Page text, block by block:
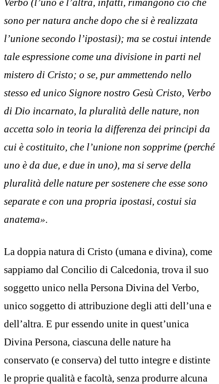
Verbo (l’uno e l’altra, infatti, rimangono ciò che
sono per natura anche dopo che si è realizzata
l’unione secondo l’ipostasi); ma se costui intende
tale espressione come una divisione in parti nel
mistero di Cristo; o se, pur ammettendo nello
stesso ed unico Signore nostro Gesù Cristo, Verbo
di Dio incarnato, la pluralità delle nature, non
accetta solo in teoria la differenza dei principi da
cui è costituito, che l’unione non sopprime (perché
uno è da due, e due in uno), ma si serve della
pluralità delle nature per sostenere che esse sono
separate e con una propria ipostasi, costui sia
anatema».
La doppia natura di Cristo (umana e divina), come
sappiamo dal Concilio di Calcedonia, trova il suo
soggetto unico nella Persona Divina del Verbo,
unico soggetto di attribuzione degli atti dell’una e
dell’altra. E pur essendo unite in quest’unica
Divina Persona, ciascuna delle nature ha
conservato (e conserva) del tutto integre e distinte
le proprie qualità e facoltà, senza produrre alcuna